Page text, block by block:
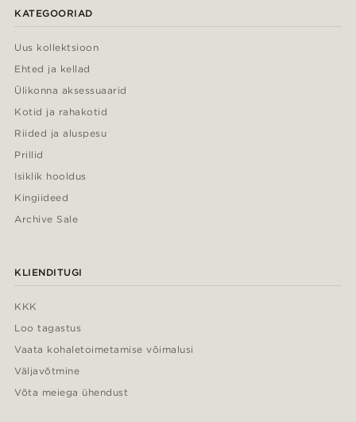
KATEGOORIAD
Uus kollektsioon
Ehted ja kellad
Ülikonna aksessuaarid
Kotid ja rahakotid
Riided ja aluspesu
Prillid
Isiklik hooldus
Kingiideed
Archive Sale
KLIENDITUGI
KKK
Loo tagastus
Vaata kohaletoimetamise võimalusi
Väljavõtmine
Võta meiega ühendust